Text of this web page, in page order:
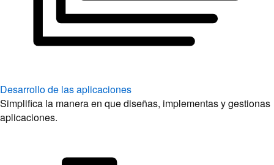
Desarrollo de las aplicaciones
Simplifica la manera en que diseñas, implementas y gestionas
aplicaciones.